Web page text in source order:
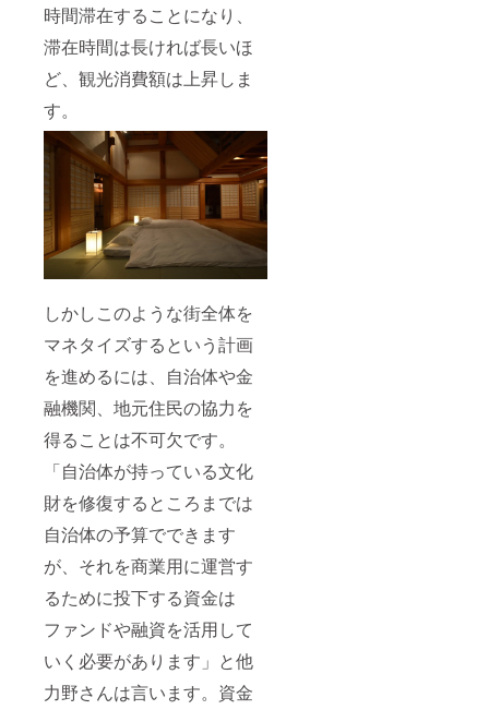
時間滞在することになり、
滞在時間は長ければ長いほ
ど、観光消費額は上昇しま
す。
しかしこのような街全体を
マネタイズするという計画
を進めるには、自治体や金
融機関、地元住民の協力を
得ることは不可欠です。
「自治体が持っている文化
財を修復するところまでは
自治体の予算でできます
が、それを商業用に運営す
るために投下する資金は
ファンドや融資を活用して
いく必要があります」と他
力野さんは言います。資金